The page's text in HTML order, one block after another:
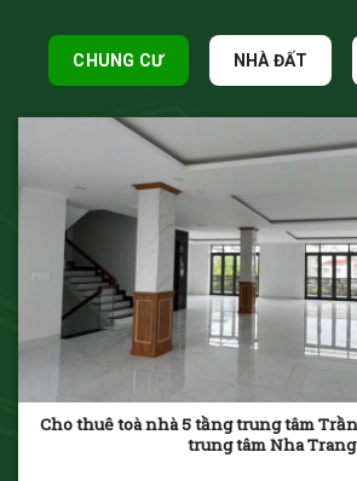
CHUNG CƯ NHÀ ĐẤT
Cho thuê toà nhà 5 tầng trung tâm Trần Nhật Duật nối dài
trung tâm Nha Trang